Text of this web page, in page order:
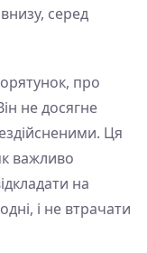
серед
про
не досягне
Ця
важливо
на
і не втрачати